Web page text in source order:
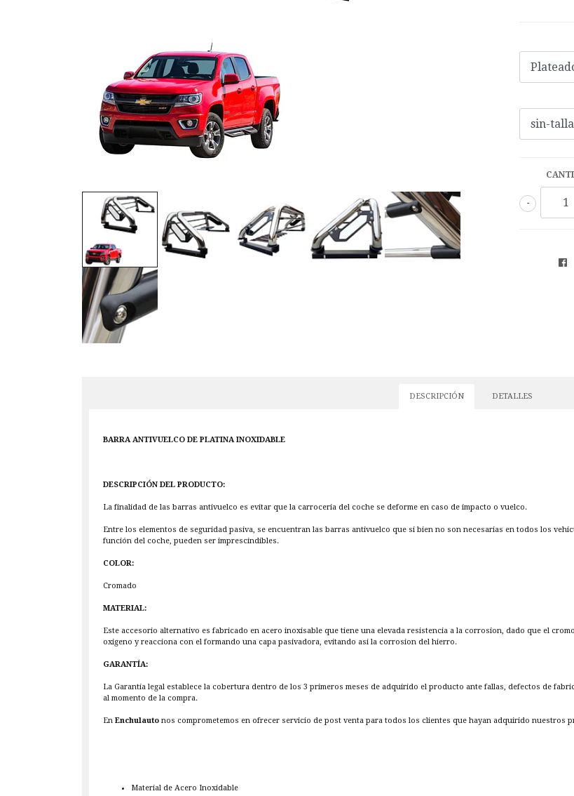
-
DESCRIPCIÓN DETALLES
BARRA ANTIVUELCO DE PLATINA INOXIDABLE
DESCRIPCIÓN DEL PRODUCTO:
La finalidad de las barras antivuelco es evitar que la carroceria del coche se deforme en caso de impacto o vuelco.
Entre los elementos de seguridad pasiva, se encuentran las barras antivuelco que si bien no son necesarias en todos los
función del coche, pueden ser imprescindibles.
COLOR:
Cromado
MATERIAL:
Este accesorio alternativo es fabricado en acero inoxisable que tiene una elevada resistencia a la corrosion, dado que el
oxigeno y reacciona con el formando una capa pasivadora, evitando asi la corrosion del hierro.
GARANTÍA:
La Garantía legal establece la cobertura dentro de los 3 primeros meses de adquirido el producto ante fallas, defectos de
al momento de la compra.
En Enchulauto nos comprometemos en ofrecer servicio de post venta para todos los clientes que hayan adquirido nuestros
Material de Acero Inoxidable